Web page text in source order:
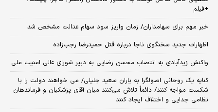
+فیلم
خبر مهم برای سهامداران/ زمان واریز سود سهام عدالت مشخص شد
اظهارات جدید سخنگوی ناجا درباره قتل حمیدرضا رجب‌زاده
واکنش زیدآبادی به انتصاب محسن رضایی به دبیر شورای عالی امنیت ملی
کنایه یک روحانی اصولگرا به یاران سعید جلیلی/ می خواهند دولت را با
شکست مواجه کنند/ دائماً تلاش می‌کنند میان آقای پزشکیان و فرماندهان
نظامی جدایی و اختلاف ایجاد کنند